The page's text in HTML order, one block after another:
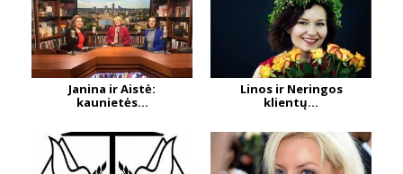
Janina ir Aistė:
kaunietės...
Linos ir Neringos
klientų...